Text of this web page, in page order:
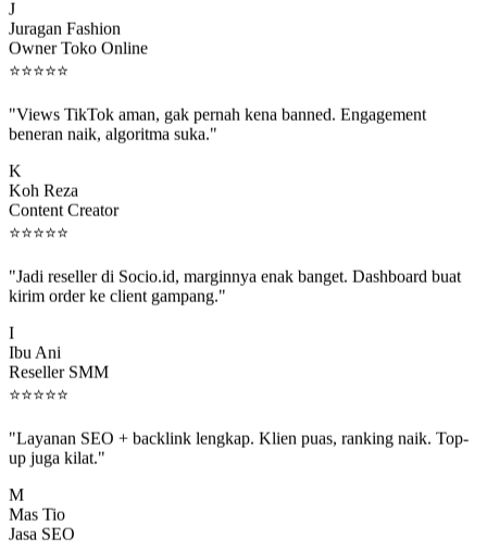
Juragan Fashion
Owner Toko Online
⭐⭐⭐⭐⭐
beneran naik, algoritma suka."
Koh Reza
Content Creator
⭐⭐⭐⭐⭐
kirim order ke client gampang."
Ibu Ani
Reseller SMM
⭐⭐⭐⭐⭐
up juga kilat."
Mas Tio
Jasa SEO
⭐⭐⭐⭐⭐